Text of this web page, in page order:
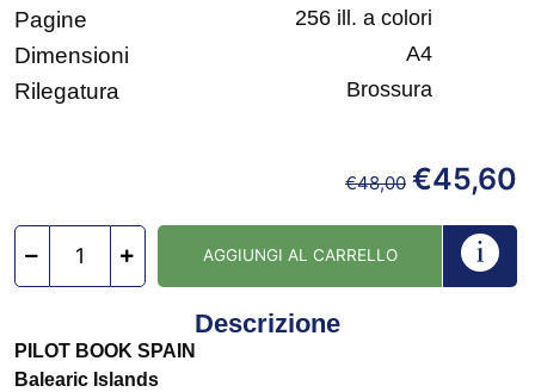
Pagine 256 ill. a colori
Dimensioni A4
Rilegatura Brossura
€48,00 €45,60
AGGIUNGI AL CARRELLO
Descrizione
PILOT BOOK SPAIN
Balearic Islands